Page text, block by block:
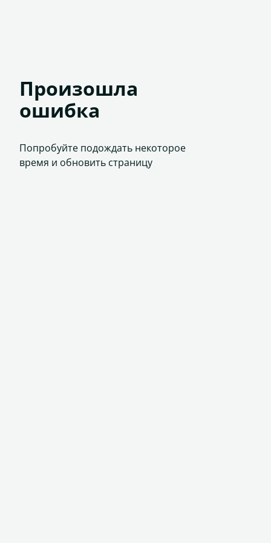
Произошла
ошибка
Попробуйте подождать некоторое
время и обновить страницу